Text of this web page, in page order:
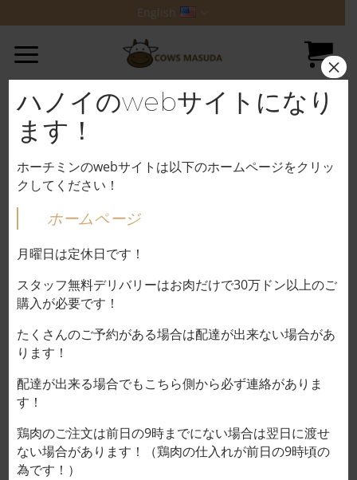
to
content
English
ハノイのwebサイトになり
ます！
ホーチミンのwebサイトは以下のホームページをクリッ
クしてください！
ホームページ
月曜日は定休日です！
スタッフ無料デリバリーはお肉だけで30万ドン以上のご
購入が必要です！
たくさんのご予約がある場合は配達が出来ない場合があ
ります！
配達が出来る場合でもこちら側から必ず連絡がありま
す！
鶏肉のご注文は前日の9時までにない場合は翌日に渡せ
ない場合があります！（鶏肉の仕入れが前日の9時頃の
為です！）
×